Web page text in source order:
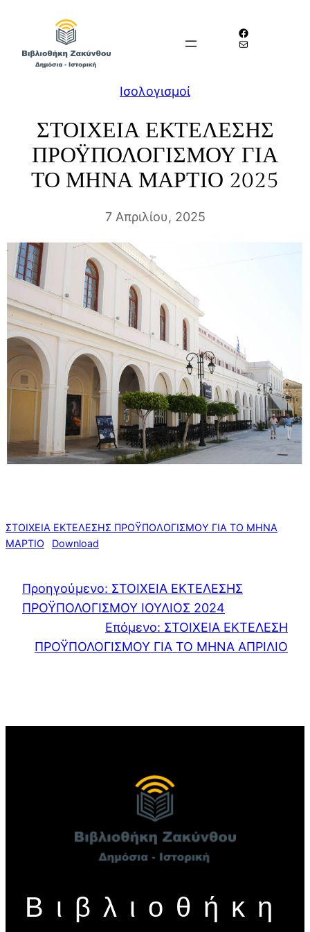
περιεχόμενο
Facebook
Mail
Iσολογισμοί
ΣΤΟΙΧΕΙΑ ΕΚΤΕΛΕΣΗΣ
ΠΡΟΫΠΟΛΟΓΙΣΜΟΥ ΓΙΑ
ΤΟ ΜΗΝΑ ΜΑΡΤΙΟ 2025
7 Απριλίου, 2025
ΣΤΟΙΧΕΙΑ ΕΚΤΕΛΕΣΗΣ ΠΡΟΫΠΟΛΟΓΙΣΜΟΥ ΓΙΑ ΤΟ ΜΗΝΑ
ΜΑΡΤΙΟ
Download
Προηγούμενο: ΣΤΟΙΧΕΙΑ ΕΚΤΕΛΕΣΗΣ
ΠΡΟΫΠΟΛΟΓΙΣΜΟΥ ΙΟΥΛΙΟΣ 2024
Επόμενο: ΣΤΟΙΧΕΙΑ ΕΚΤΕΛΕΣΗ
ΠΡΟΫΠΟΛΟΓΙΣΜΟΥ ΓΙΑ ΤΟ ΜΗΝΑ ΑΠΡΙΛΙΟ
Βιβλιοθήκη